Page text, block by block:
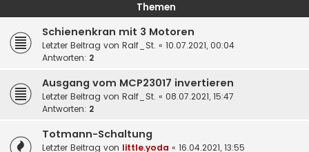
Themen
Schienenkran mit 3 Motoren
Letzter Beitrag von Ralf_St. « 10.07.2021, 00:04
Antworten: 2
Ausgang vom MCP23017 invertieren
Letzter Beitrag von Ralf_St. « 08.07.2021, 15:47
Antworten: 2
Totmann-Schaltung
Letzter Beitrag von little.yoda « 16.04.2021, 13:55